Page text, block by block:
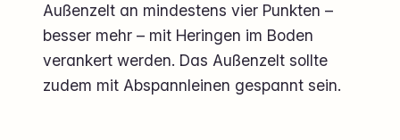
Außenzelt an mindestens vier Punkten –
besser mehr – mit Heringen im Boden
verankert werden. Das Außenzelt sollte
zudem mit Abspannleinen gespannt sein.